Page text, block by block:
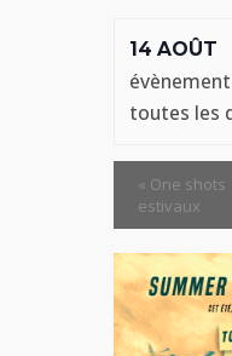
14 AOÛT
toutes les
« One shots
estivaux